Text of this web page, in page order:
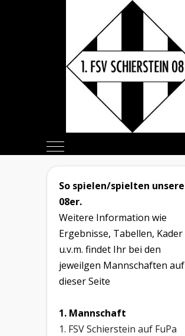
Mobile Menu Toggle
So spielen/spielten unsere
08er.
Weitere Information wie
Ergebnisse, Tabellen, Kader
u.v.m. findet Ihr bei den
jeweilgen Mannschaften auf
dieser Seite
1. Mannschaft
1. FSV Schierstein auf FuPa